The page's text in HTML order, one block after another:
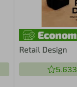
Retail Design
5.633